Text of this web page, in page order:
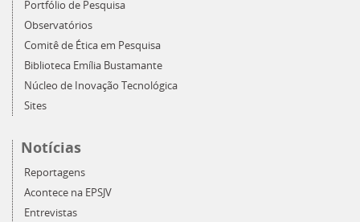
Portfólio de Pesquisa
Observatórios
Comitê de Ética em Pesquisa
Biblioteca Emília Bustamante
Núcleo de Inovação Tecnológica
Sites
Notícias
Reportagens
Acontece na EPSJV
Entrevistas